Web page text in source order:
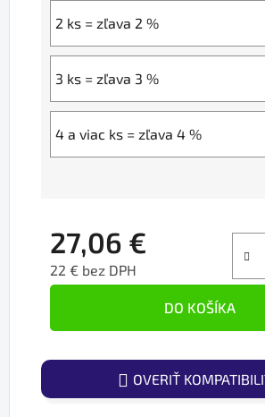
2 ks = zľava 2 %
3 ks = zľava 3 %
4 a viac ks = zľava 4 %
27,06 €
22 € bez DPH
DO KOŠÍKA
OVERIŤ